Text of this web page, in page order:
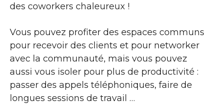
des coworkers chaleureux !
Vous pouvez profiter des espaces communs
pour recevoir des clients et pour networker
avec la communauté, mais vous pouvez
aussi vous isoler pour plus de productivité :
passer des appels téléphoniques, faire de
longues sessions de travail …